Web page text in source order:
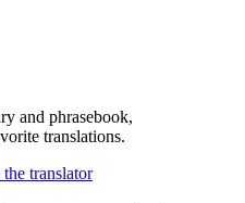
and phrasebook,
translations.